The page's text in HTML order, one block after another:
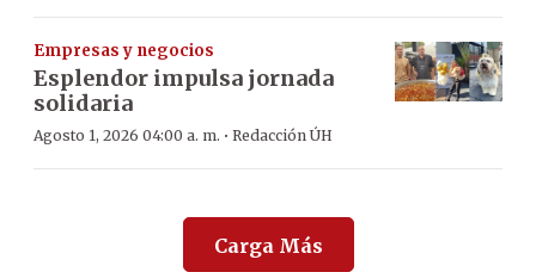
Empresas y negocios
Esplendor impulsa jornada
solidaria
Agosto 1, 2026 04:00 a. m. · Redacción ÚH
Carga Más